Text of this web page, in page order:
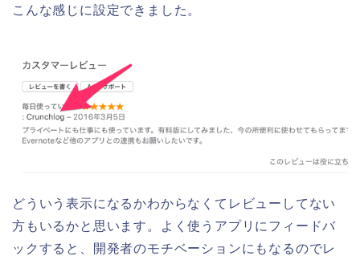
こんな感じに設定できました。
どういう表示になるかわからなくてレビューしてない
方もいるかと思います。よく使うアプリにフィードバ
ックすると、開発者のモチベーションにもなるのでレ